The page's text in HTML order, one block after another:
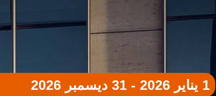
1 يناير 2026 - 31 ديسمبر 2026